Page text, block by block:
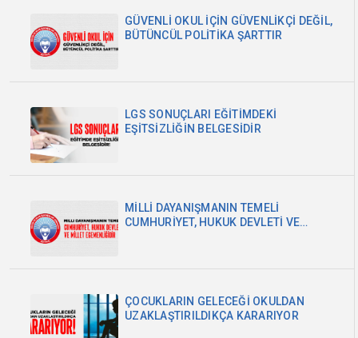
GÜVENLİ OKUL İÇİN GÜVENLİKÇİ DEĞİL,
BÜTÜNCÜL POLİTİKA ŞARTTIR
LGS SONUÇLARI EĞİTİMDEKİ
EŞİTSİZLİĞİN BELGESİDİR
MİLLİ DAYANIŞMANIN TEMELİ
CUMHURİYET, HUKUK DEVLETİ VE
ÇOCUKLARIN GELECEĞİ OKULDAN
UZAKLAŞTIRILDIKÇA KARARIYOR